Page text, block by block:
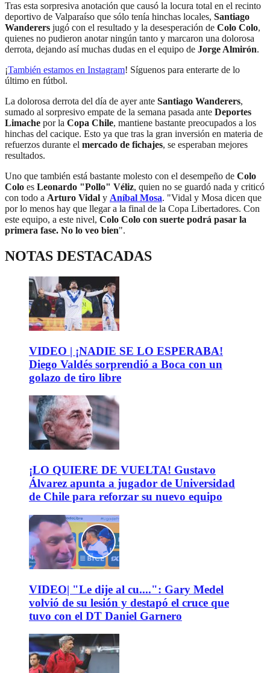
Tras esta sorpresiva anotación que causó la locura total en el recinto
deportivo de Valparaíso que sólo tenía hinchas locales, Santiago
Wanderers jugó con el resultado y la desesperación de Colo Colo,
quienes no pudieron anotar ningún tanto y marcaron una dolorosa
derrota, dejando así muchas dudas en el equipo de Jorge Almirón.
¡También estamos en Instagram! Síguenos para enterarte de lo
último en fútbol.
La dolorosa derrota del día de ayer ante Santiago Wanderers,
sumado al sorpresivo empate de la semana pasada ante Deportes
Limache por la Copa Chile, mantiene bastante preocupados a los
hinchas del cacique. Esto ya que tras la gran inversión en materia de
refuerzos durante el mercado de fichajes, se esperaban mejores
resultados.
Uno que también está bastante molesto con el desempeño de Colo
Colo es Leonardo "Pollo" Véliz, quien no se guardó nada y criticó
con todo a Arturo Vidal y Aníbal Mosa. "Vidal y Mosa dicen que
por lo menos hay que llegar a la final de la Copa Libertadores. Con
este equipo, a este nivel, Colo Colo con suerte podrá pasar la
primera fase. No lo veo bien".
NOTAS DESTACADAS
VIDEO | ¡NADIE SE LO ESPERABA!
Diego Valdés sorprendió a Boca con un
golazo de tiro libre
¡LO QUIERE DE VUELTA! Gustavo
Álvarez apunta a jugador de Universidad
de Chile para reforzar su nuevo equipo
VIDEO| "Le dije al cu....": Gary Medel
volvió de su lesión y destapó el cruce que
tuvo con el DT Daniel Garnero